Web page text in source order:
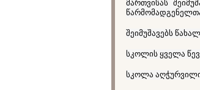
მართვისას
შეიმუშავებს
სკოლის ყველა
სკოლა